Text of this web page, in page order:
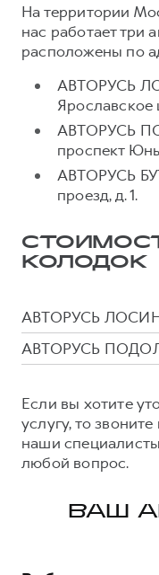
На территории
нас работает три
расположены по
АВТОРУСЬ
Ярославское
АВТОРУСЬ
проспект
АВТОРУСЬ
проезд, д. 1.
КОЛОДОК
АВТОРУСЬ
АВТОРУСЬ
Если вы хотите
услугу, то
наши
любой вопрос.
ВАШ